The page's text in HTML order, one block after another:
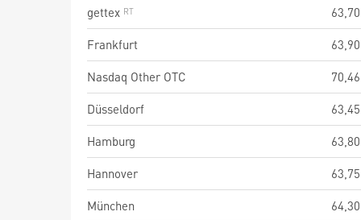
gettex
63,70
Frankfurt
63,90
Nasdaq Other OTC
70,46
Düsseldorf
63,45
Hamburg
63,80
Hannover
63,75
München
64,30